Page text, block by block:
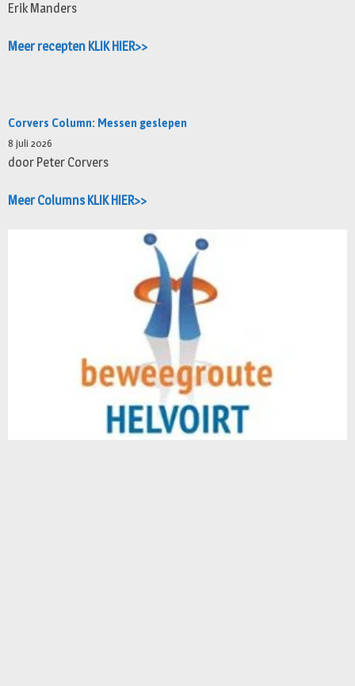
Erik Manders
Meer recepten KLIK HIER>>
Corvers Column: Messen geslepen
8 juli 2026
door Peter Corvers
Meer Columns KLIK HIER>>